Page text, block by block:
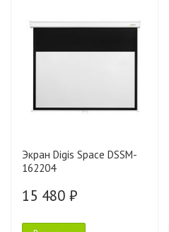
Экран Digis Space DSSM-
162204
15 480 ₽